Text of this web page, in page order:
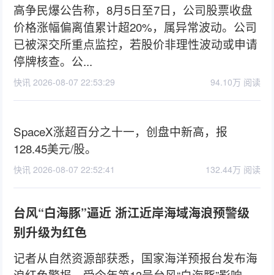
高争民爆公告称，8月5日至7日，公司股票收盘
价格涨幅偏离值累计超20%，属异常波动。公司
已被深交所重点监控，若股价非理性波动或申请
停牌核查。公...
快讯 2026-08-07 22:53:29 94.10万 阅读
SpaceX涨超百分之十一，创盘中新高，报
128.45美元/股。
快讯 2026-08-07 22:52:41 132.44万 阅读
台风“白海豚”逼近 浙江近岸海域海浪预警级
别升级为红色
记者从自然资源部获悉，国家海洋预报台发布海